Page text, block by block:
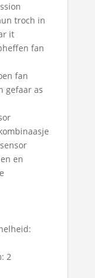
troch in
it
fan
fan
gefaar as
en
2